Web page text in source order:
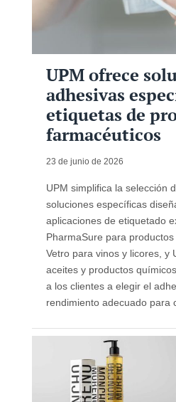
UPM ofrece
adhesivas
etiquetas de
farmacéuticos
23 de junio de 2026
UPM simplifica la selección
soluciones específicas
aplicaciones de etiquetado
PharmaSure para
Vetro para vinos y licores, y
aceites y productos
a los clientes a elegir el
rendimiento adecuado para